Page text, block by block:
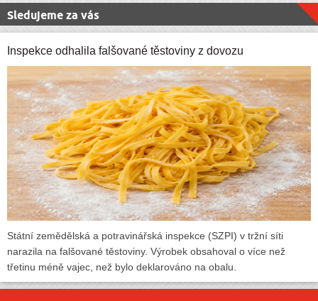
Sledujeme za vás
Inspekce odhalila falšované těstoviny z dovozu
Státní zemědělská a potravinářská inspekce (SZPI) v tržní síti
narazila na falšované těstoviny. Výrobek obsahoval o více než
třetinu méně vajec, než bylo deklarováno na obalu.